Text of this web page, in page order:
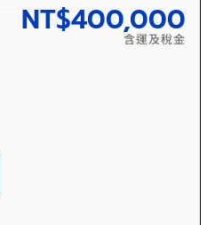
NT$400,000
含運及稅金